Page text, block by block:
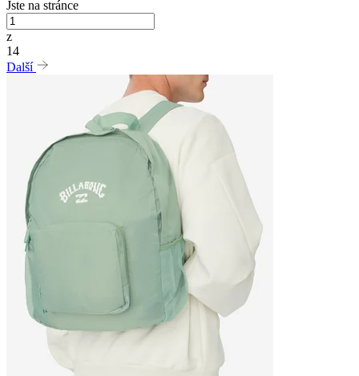
Jste na stránce
z
14
Další